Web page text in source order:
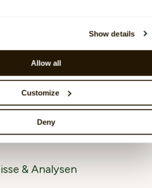
Show details
Allow all
Customize
Deny
über den Organisationsbaum
Benutzer hinzufügen
Benutzers
& Analysen